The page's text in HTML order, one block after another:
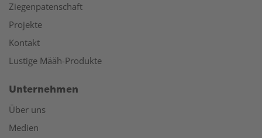
Ziegenpatenschaft
Projekte
Kontakt
Lustige Määh-Produkte
Unternehmen
Über uns
Medien